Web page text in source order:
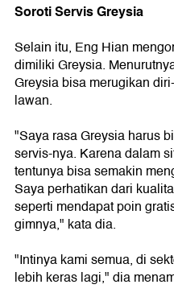
Soroti Servis Greysia
Selain itu, Eng Hian
dimiliki Greysia.
Greysia bisa merugikan
lawan.
"Saya rasa Greysia harus
servis-nya. Karena dalam
tentunya bisa semakin
Saya perhatikan dari
seperti mendapat poin
gimnya," kata dia.
"Intinya kami semua, di
lebih keras lagi," dia